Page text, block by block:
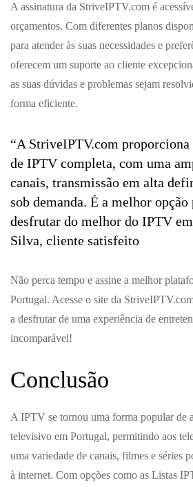
A assinatura da StriveIPTV.com é
orçamentos. Com diferentes planos
para atender às suas necessidades e
oferecem um suporte ao cliente
as suas dúvidas e problemas sejam
forma eficiente.
“A StriveIPTV.com
de IPTV completa, com uma
canais, transmissão em alta
sob demanda. É a melhor opção
desfrutar do melhor do IPTV
Silva, cliente satisfeito
Não perca tempo e assine a melhor
Portugal. Acesse o site da
a desfrutar de uma experiência de
incomparável!
Conclusão
A IPTV se tornou uma forma popular de
televisivo em Portugal, permitindo aos
uma variedade de canais, filmes e séries
à internet. Com opções como as Listas